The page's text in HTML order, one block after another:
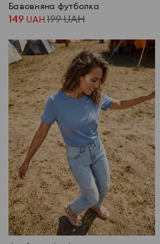
Бавовняна футболка
149 UAH 199UAH